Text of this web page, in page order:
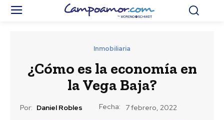
Inmobiliaria
¿Cómo es la economía en
la Vega Baja?
Por: Daniel Robles Fecha: 7 febrero, 2022